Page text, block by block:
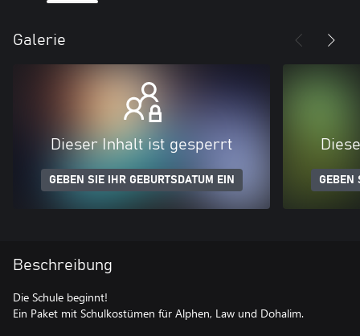
Galerie
Dieser Inhalt ist gesperrt
GEBEN SIE IHR GEBURTSDATUM EIN GEBEN
Beschreibung
Die Schule beginnt!
Ein Paket mit Schulkostümen für Alphen, Law und Dohalim.